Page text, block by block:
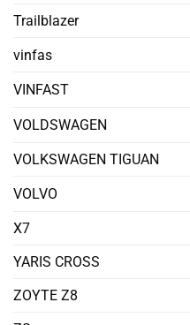
Trailblazer
vinfas
VINFAST
VOLDSWAGEN
VOLKSWAGEN TIGUAN
VOLVO
X7
YARIS CROSS
ZOYTE Z8